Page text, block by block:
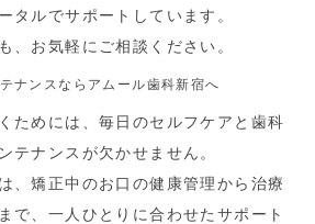
タルでサポートしています。
、お気軽にご相談ください。
ナンスならアムール歯科新宿へ
ためには、毎日のセルフケアと歯科
テナンスが欠かせません。
、矯正中のお口の健康管理から治療
で、一人ひとりに合わせたサポート